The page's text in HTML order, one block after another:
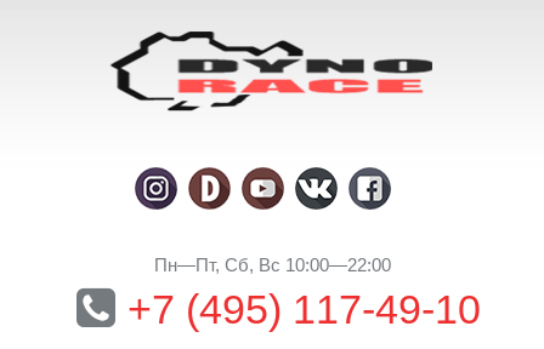
Пн—Пт, Сб, Вс 10:00—22:00
+7 (495) 117-49-10